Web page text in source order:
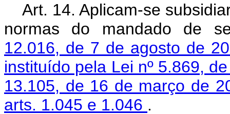
Art. 14. Aplicam-se
normas do mandado de
12.016, de 7 de agosto de
instituído pela Lei nº 5.869,
13.105, de 16 de março de
arts. 1.045 e 1.046 .